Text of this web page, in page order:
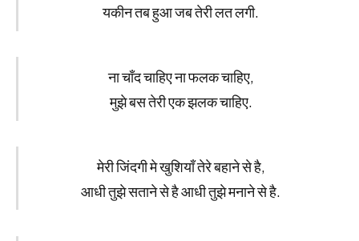
यकीन तब हुआ जब तेरी लत लगी.
ना चाँद चाहिए ना फलक चाहिए,
मुझे बस तेरी एक झलक चाहिए.
मेरी जिंदगी मे खुशियाँ तेरे बहाने से है,
आधी तुझे सताने से है आधी तुझे मनाने से है.